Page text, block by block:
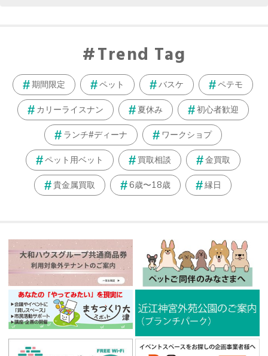
Trend Tag
期間限定 ペット バスケ ペテモ
カリーライスナン 夏休み 初心者歓迎
ランチ#ディーナ ワークショプ
ペット用ベット 買取相談 金買取
貴金属買取 6歳〜18歳 縁日